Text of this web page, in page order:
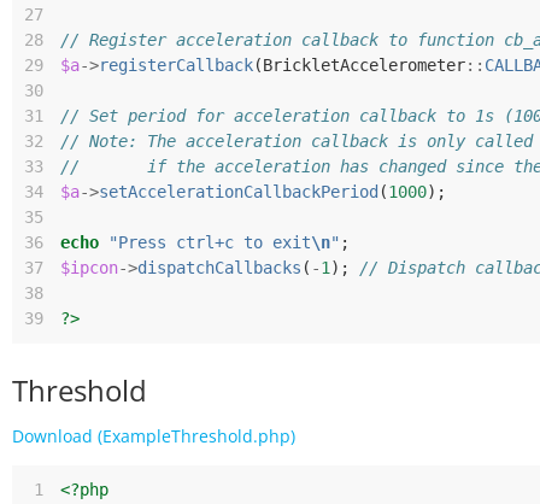
27
28
// Register acceleration callback to function
29
$a->registerCallback(BrickletAccelerometer::
30
31
// Set period for acceleration callback to 1s
32
// Note: The acceleration callback is only called
33
//       if the acceleration has changed since
34
$a->setAccelerationCallbackPeriod (1000);
35
36
echo "Press ctrl+c to exit\n" ;
37
$ipcon->dispatchCallbacks ( -1 );
// Dispatch
38
39
?>
Threshold
Download (ExampleThreshold.php)
1
<?php